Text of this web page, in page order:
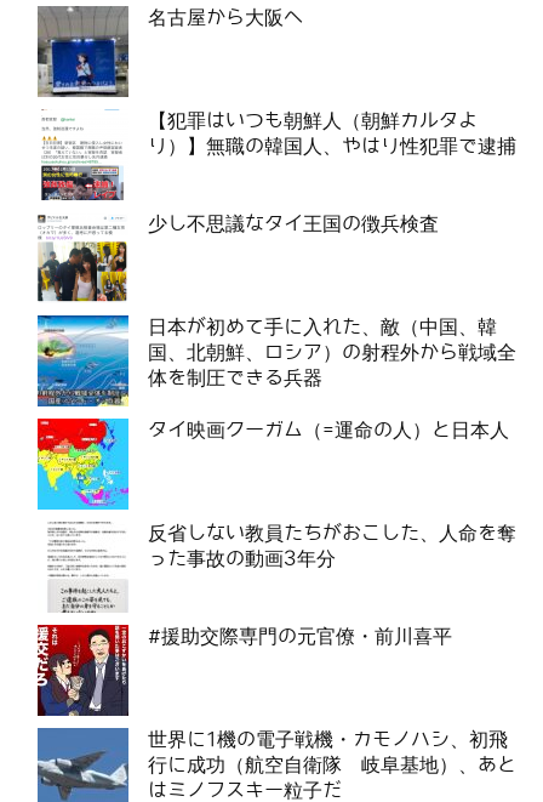
名古屋から大阪へ
【犯罪はいつも朝鮮人（朝鮮カルタよ
り）】無職の韓国人、やはり性犯罪で逮捕
少し不思議なタイ王国の徴兵検査
日本が初めて手に入れた、敵（中国、韓
国、北朝鮮、ロシア）の射程外から戦域全
体を制圧できる兵器
タイ映画クーガム（=運命の人）と日本人
反省しない教員たちがおこした、人命を奪
った事故の動画3年分
#援助交際専門の元官僚・前川喜平
世界に1機の電子戦機・カモノハシ、初飛
行に成功（航空自衛隊 岐阜基地）、あと
はミノフスキー粒子だ